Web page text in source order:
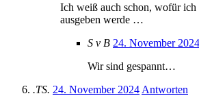
Ich weiß auch schon, wofür ich
ausgeben werde …
S v B 24. November 2024
Wir sind gespannt…
.TS. 24. November 2024 Antworten